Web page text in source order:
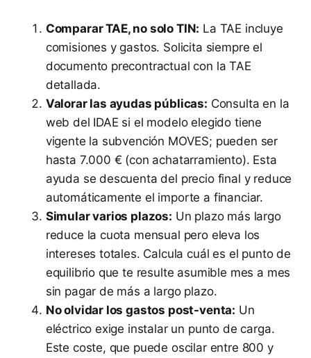
Comparar TAE, no solo TIN: La TAE incluye
comisiones y gastos. Solicita siempre el
documento precontractual con la TAE
detallada.
Valorar las ayudas públicas: Consulta en la
web del IDAE si el modelo elegido tiene
vigente la subvención MOVES; pueden ser
hasta 7.000 € (con achatarramiento). Esta
ayuda se descuenta del precio final y reduce
automáticamente el importe a financiar.
Simular varios plazos: Un plazo más largo
reduce la cuota mensual pero eleva los
intereses totales. Calcula cuál es el punto de
equilibrio que te resulte asumible mes a mes
sin pagar de más a largo plazo.
No olvidar los gastos post-venta: Un
eléctrico exige instalar un punto de carga.
Este coste, que puede oscilar entre 800 y